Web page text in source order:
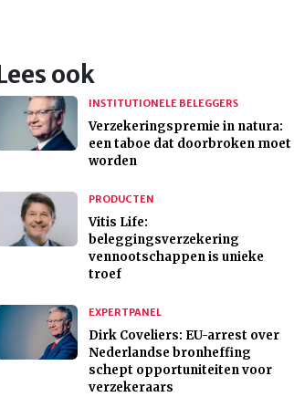
Lees ook
INSTITUTIONELE BELEGGERS
Verzekeringspremie in natura:
een taboe dat doorbroken moet
worden
PRODUCTEN
Vitis Life:
beleggingsverzekering
vennootschappen is unieke
troef
EXPERTPANEL
Dirk Coveliers: EU-arrest over
Nederlandse bronheffing
schept opportuniteiten voor
verzekeraars